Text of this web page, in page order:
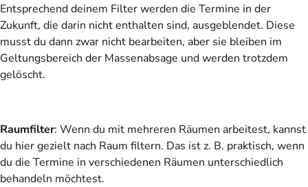
Entsprechend deinem Filter werden die Termine in der
Zukunft, die darin nicht enthalten sind, ausgeblendet. Diese
musst du dann zwar nicht bearbeiten, aber sie bleiben im
Geltungsbereich der Massenabsage und werden trotzdem
gelöscht.
Raumfilter: Wenn du mit mehreren Räumen arbeitest, kannst
du hier gezielt nach Raum filtern. Das ist z. B. praktisch, wenn
du die Termine in verschiedenen Räumen unterschiedlich
behandeln möchtest.